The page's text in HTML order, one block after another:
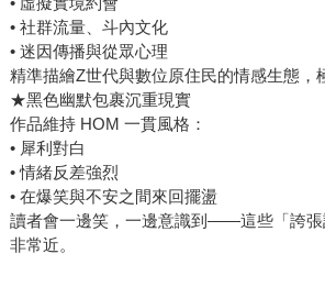
• 社群流量、斗內文化
• 迷因傳播與從眾心理
精準描繪Z世代與數位原住民的情感生態，
★黑色幽默包裹沉重現實
作品維持 HOM 一貫風格：
• 犀利對白
• 情緒反差強烈
• 在爆笑與不安之間來回擺盪
讀者會一邊笑，一邊意識到——這些「誇張
非常近。